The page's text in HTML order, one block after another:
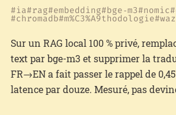
ia rag embedding bge‑m3 nomic
chromadb m%C3%A9thodologie
Sur un RAG local 100 % privé,
text par bge-m3 et supprimer la
FR→EN a fait passer le rappel de
latence par douze. Mesuré, pas